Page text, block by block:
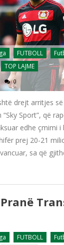
FUTBOLL
TOP LAJME
0
drejt arritjes
Sport”, që
edhe çmimi
prej 20-21
sa që
FUTBOLL